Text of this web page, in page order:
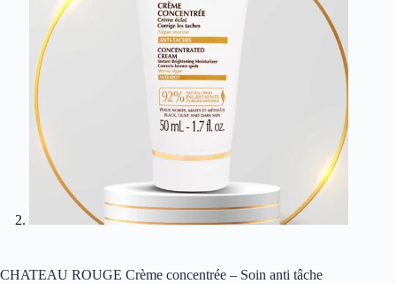
CHATEAU ROUGE Crème concentrée – Soin anti tâche